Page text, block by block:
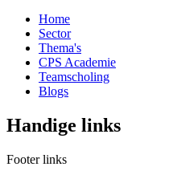
Home
Sector
Thema's
CPS Academie
Teamscholing
Blogs
Handige links
Footer links